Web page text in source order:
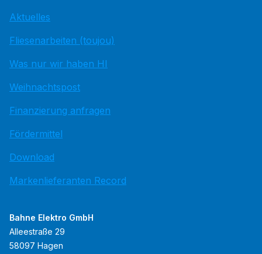
Aktuelles
Fliesenarbeiten (toujou)
Was nur wir haben HI
Weihnachtspost
Finanzierung anfragen
Fördermittel
Download
Markenlieferanten Record
Bahne Elektro GmbH
Alleestraße 29
58097 Hagen